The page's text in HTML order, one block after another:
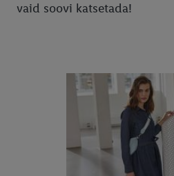
vaid soovi katsetada!